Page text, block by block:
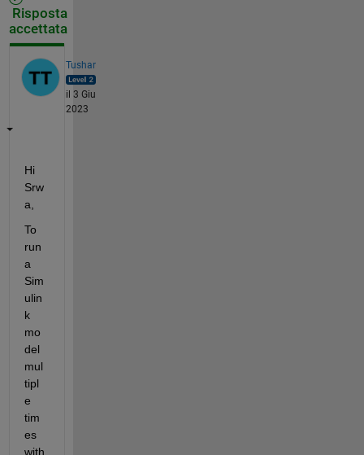
Risposta
accettata
Tushar
il 3 Giu
2023
Hi
Srw
a,
To
run
a
Sim
ulin
k
mo
del
mul
tipl
e
tim
es
with